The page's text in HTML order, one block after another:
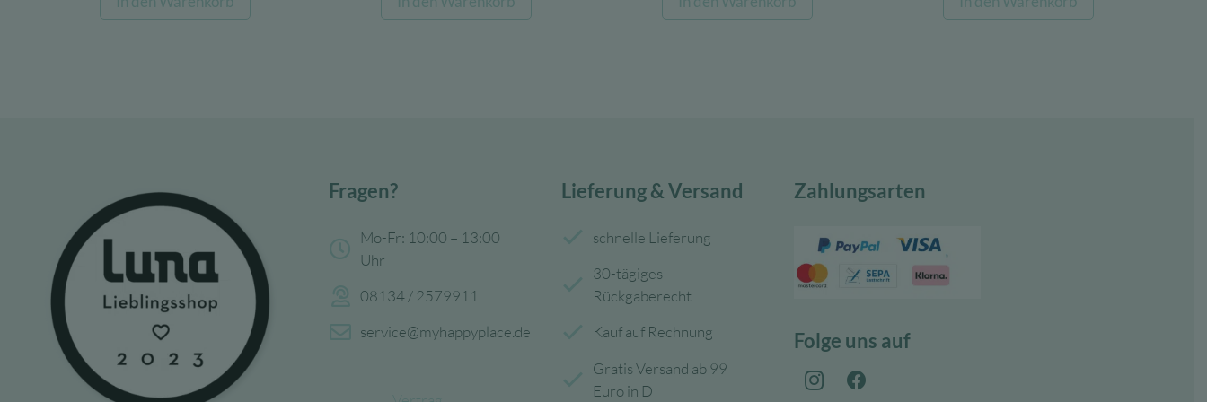
war:
ist:
war:
ist:
war:
war:
Fragen?
Mo-Fr: 10:00 – 13:00
Uhr
08134 / 2579911
service@myhappyplace.de
Lieferung & Versand
schnelle Lieferung
30-tägiges
Rückgaberecht
Kauf auf Rechnung
Gratis Versand ab 99
Euro in D
Zahlungsarten
Folge uns auf